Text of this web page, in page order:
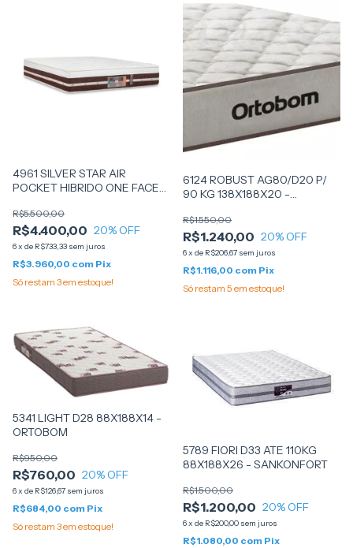
4961 SILVER STAR AIR
POCKET HIBRIDO ONE FACE
(62530) - CASTOR
R$4.400,00
R$5.500,00
20% OFF
6x de R$733,33 sem juros
R$3.960,00 com Pix
Só restam 3em estoque!
6124 ROBUST AG80/D20 P/
90 KG 138X188X20 -
R$1.240,00
R$1.550,00
20% OFF
6x de R$206,67 sem juros
R$1.116,00 com Pix
Só restam 5 em estoque!
5341 LIGHT D28 88X188X14 -
ORTOBOM
R$760,00
R$950,00
20% OFF
6x de R$126,67 sem juros
R$684,00 com Pix
Só restam 3em estoque!
5789 FIORI D33 ATE 110KG
88X188X26 - SANKONFORT
R$1.200,00
R$1.500,00
20% OFF
6x de R$200,00 sem juros
R$1.080,00 com Pix